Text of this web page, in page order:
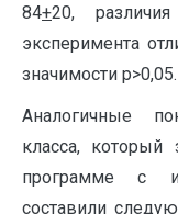
84+20,
эксперимента
значимости р>0,05.
Аналогичные
класса, который
программе с
составили